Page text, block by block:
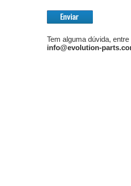
Tem alguma dúvida,
info@evolution-